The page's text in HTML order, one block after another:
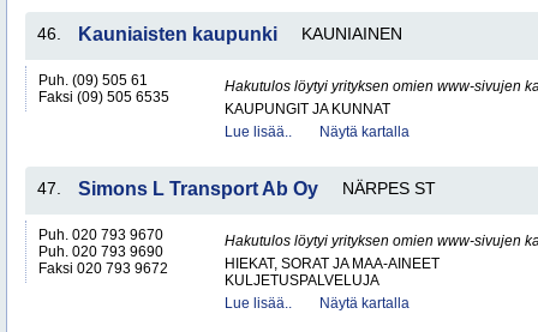
46. Kauniaisten kaupunki KAUNIAINEN
Puh. (09) 505 61
Faksi (09) 505 6535
Hakutulos löytyi yrityksen omien www-sivujen
KAUPUNGIT JA KUNNAT
Lue lisää..
Näytä kartalla
47. Simons L Transport Ab Oy NÄRPES ST
Puh. 020 793 9670
Puh. 020 793 9690
Faksi 020 793 9672
Hakutulos löytyi yrityksen omien www-sivujen
HIEKAT, SORAT JA MAA-AINEET
KULJETUSPALVELUJA
Lue lisää..
Näytä kartalla